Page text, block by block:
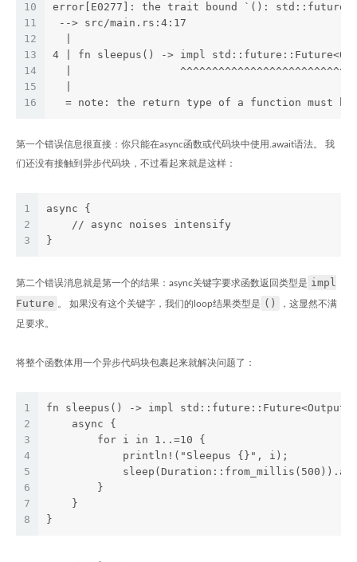
10
11
12
13
14
15
16
error[E0277]: the trait bound `():
--> src/main.rs:4:17
4 | fn sleepus() -> impl
|
= note: the return type of a function must
第一个错误信息很直接：你只能在async函数或代码块中使用.await语法。 我
们还没有接触到异步代码块，不过看起来就是这样：
1
2
3
async {
    // async noises intensify
}
第二个错误消息就是第一个的结果：async关键字要求函数返回类型是 impl
Future 。 如果没有这个关键字，我们的loop结果类型是 () ，这显然不满
足要求。
将整个函数体用一个异步代码块包裹起来就解决问题了：
1
2
3
4
5
6
7
8
fn sleepus() -> impl
    async {
        for i in 1..=10 {
            println!("Sleepus {}", i);
        }
    }
}